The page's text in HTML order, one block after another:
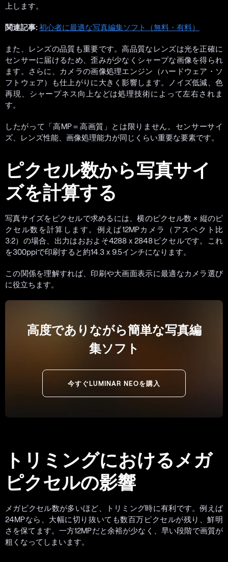
上します。
関連記事:初心者に最適な写真編集ソフト（無料・有料）
また、レンズの品質も重要です。高品質なレンズは光を正確に
センサーに届けるため、歪みが少なくシャープな画像を得られ
ます。さらに、カメラの画像処理エンジン（ハードウェア・ソ
フトウェア）も仕上がりに大きく影響します。ノイズ低減、色
再現、シャープネス向上などは処理技術によって左右されま
す。
したがって「高MP＝高画質」とは限りません。センサーサイ
ズ、レンズ性能、画像処理能力が同じくらい重要な要素です。
ピクセル数から写真サイ
ズを計算する
写真サイズをピクセルで求めるには、横のピクセル数 × 縦のピ
クセル数を計算します。例えば12MPカメラ（アスペクト比
3:2）の場合、出力はおおよそ4288 x 2848ピクセルです。これ
を300ppiで印刷すると約14.3 x 9.5インチになります。
この関係を理解すれば、印刷や大画面表示に最適なカメラ選び
に役立ちます。
高度でありながら簡単な写真編
集ソフト
今すぐLUMINAR NEOを購入
トリミングにおけるメガ
ピクセルの影響
メガピクセル数が多いほど、トリミング時に有利です。例えば
24MPなら、大幅に切り抜いても数百万ピクセルが残り、鮮明
さを保てます。一方12MPだと余裕が少なく、早い段階で画質が
粗くなってしまいます。